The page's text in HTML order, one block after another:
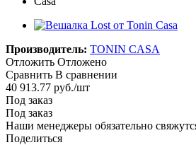
Производитель: TONIN CASA
Отложить Отложено
Сравнить В сравнении
40 913.77 руб./шт
Под заказ
Под заказ
Наши менеджеры обязательно
Поделиться